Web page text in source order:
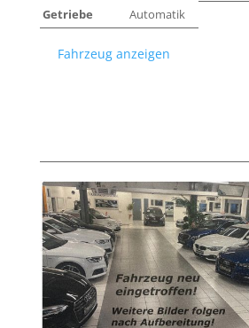
Getriebe Automatik
Fahrzeug anzeigen